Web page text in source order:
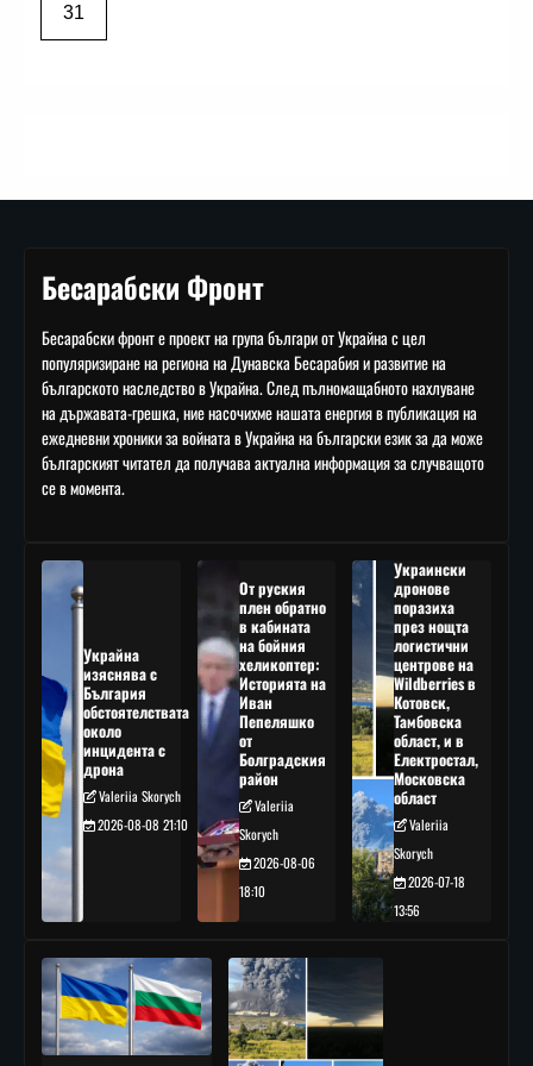
31
Бесарабски Фронт
Бесарабски фронт е проект на група българи от Украйна с цел
популяризиране на региона на Дунавска Бесарабия и развитие на
българското наследство в Украйна. След пълномащабното нахлуване
на държавата-грешка, ние насочихме нашата енергия в публикация на
ежедневни хроники за войната в Украйна на български език за да може
българският читател да получава актуална информация за случващото
се в момента.
Украйна
изяснява с
България
обстоятелствата
около
инцидента с
дрона
Valeriia Skorych
2026-08-08 21:10
От руския
плен обратно
в кабината
на бойния
хеликоптер:
Историята на
Иван
Пепеляшко
от
Болградския
район
Valeriia
Skorych
2026-08-06
18:10
Украински
дронове
поразиха
през нощта
логистични
центрове на
Wildberries в
Котовск,
Тамбовска
област, и в
Електростал,
Московска
област
Valeriia
Skorych
2026-07-18
13:56